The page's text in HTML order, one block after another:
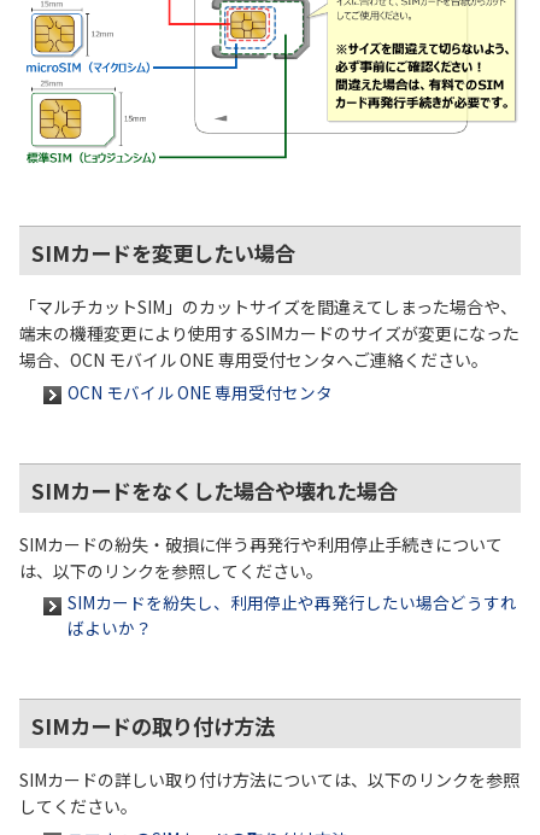
SIMカードを変更したい場合
「マルチカットSIM」のカットサイズを間違えてしまった場合や、
端末の機種変更により使用するSIMカードのサイズが変更になった
場合、OCN モバイル ONE 専用受付センタへご連絡ください。
OCN モバイル ONE 専用受付センタ
SIMカードをなくした場合や壊れた場合
SIMカードの紛失・破損に伴う再発行や利用停止手続きについて
は、以下のリンクを参照してください。
SIMカードを紛失し、利用停止や再発行したい場合どうすれ
ばよいか？
SIMカードの取り付け方法
SIMカードの詳しい取り付け方法については、以下のリンクを参照
してください。